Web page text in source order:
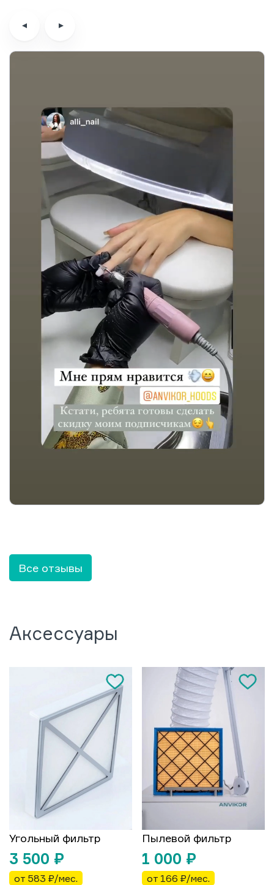
Все отзывы
Аксессуары
Угольный фильтр
3 500 ₽
от 583 ₽/мес.
Пылевой фильтр
1 000 ₽
от 166 ₽/мес.